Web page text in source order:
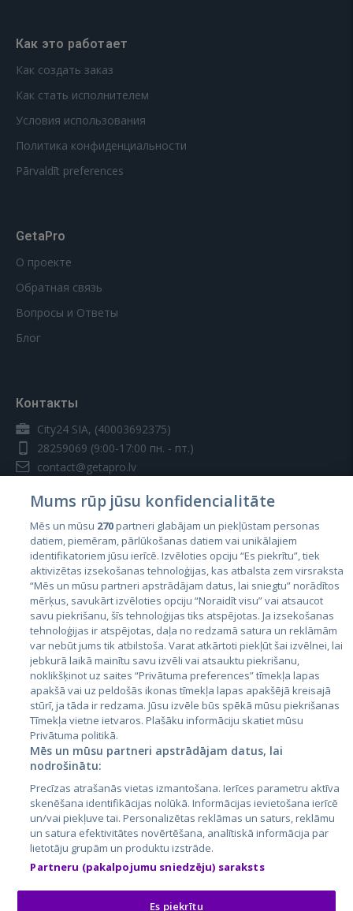
Как это работает
Как создать заказ
Как стать исполнителем
Условия использования
Политика конфиденциальности
Pārvaldīt preferences
GetaPro
О проекте
Обратная связь
Вопросы и Ответы
Блог
Контакты
City24 SIA, (40003692375)
28259069 (9:00-17:00 пн. - пт.)
contact@getapro.lv
Страны
Эстония
Латвия
Литва
City24.lv
City24.ee
GetaPro.lv
GetaPro.ee
Skelbiu.lt
Autoplius.lt
Aruodas.lt
CVbankas.lt
Kainos.lt
Paslaugos.lt
auto24.ee
Osta.ee
KuldneBörs.ee
Mums rūp jūsu konfidencialitāte
Mēs un mūsu 270partneri glabājam un piekļūstam personas
datiem, piemēram, pārlūkošanas datiem vai unikālajiem
identifikatoriem jūsu ierīcē. Izvēloties opciju “Es piekrītu”, tiek
aktivizētas izsekošanas tehnoloģijas, kas atbalsta zem virsraksta
“Mēs un mūsu partneri apstrādājam datus, lai sniegtu” norādītos
mērķus, savukārt izvēloties opciju “Noraidīt visu” vai atsaucot
savu piekrišanu, šīs tehnoloģijas tiks atspējotas. Ja izsekošanas
tehnoloģijas ir atspējotas, daļa no redzamā satura un reklāmām
var nebūt jums tik atbilstoša. Varat atkārtoti piekļūt šai izvēlnei, lai
jebkurā laikā mainītu savu izvēli vai atsauktu piekrišanu,
noklikšķinot uz saites “Privātuma preferences” tīmekļa lapas
apakšā vai uz peldošās ikonas tīmekļa lapas apakšējā kreisajā
stūrī, ja tāda ir redzama. Jūsu izvēle būs spēkā mūsu piekrišanas
Tīmekļa vietne ietvaros. Plašāku informāciju skatiet mūsu
Privātuma politikā.
Mēs un mūsu partneri apstrādājam datus, lai
nodrošinātu:
Precīzas atrašanās vietas izmantošana. Ierīces parametru aktīva
skenēšana identifikācijas nolūkā. Informācijas ievietošana ierīcē
un/vai piekļuve tai. Personalizētas reklāmas un saturs, reklāmu
un satura efektivitātes novērtēšana, analītiskā informācija par
lietotāju grupām un produktu izstrāde.
Partneru (pakalpojumu sniedzēju) saraksts
Es piekrītu